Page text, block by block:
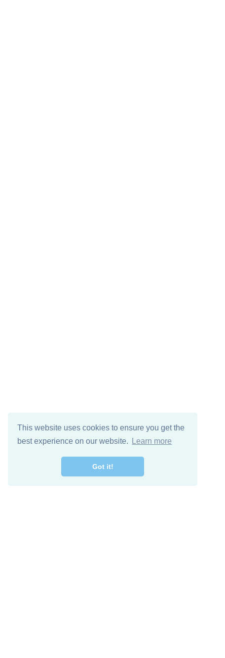
This website uses cookies to ensure you get the
best experience on our website.
Learn more
Got it!